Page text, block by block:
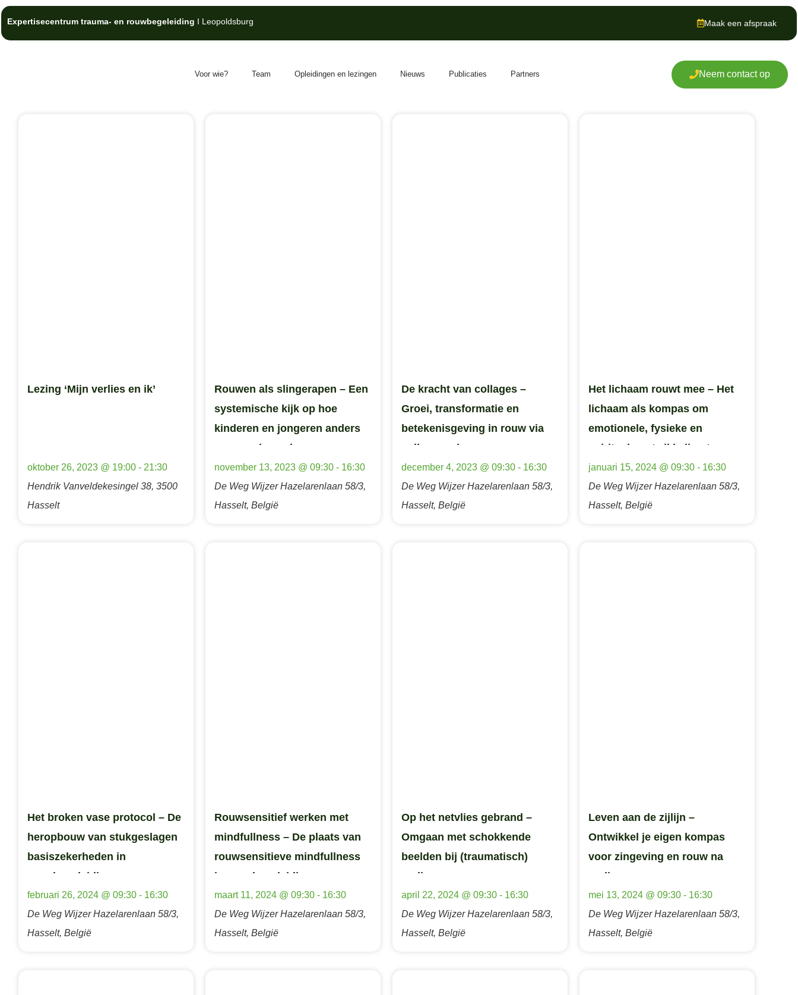
Expertisecentrum trauma- en rouwbegeleiding I Leopoldsburg Maak een afspraak
Voor wie? Team Opleidingen en lezingen Nieuws Publicaties Partners Neem contact op
Lezing ‘Mijn verlies en ik’
oktober 26, 2023 @ 19:00 - 21:30
Hendrik Vanveldekesingel 38, 3500
Hasselt
Rouwen als slingerapen – Een
systemische kijk op hoe
kinderen en jongeren anders
rouwen dan volwassenen
november 13, 2023 @ 09:30 - 16:30
De Weg WijzerHazelarenlaan 58/3,
Hasselt, België
De kracht van collages –
Groei, transformatie en
betekenisgeving in rouw via
collagewerk
december 4, 2023 @ 09:30 - 16:30
De Weg WijzerHazelarenlaan 58/3,
Hasselt, België
Het lichaam rouwt mee – Het
lichaam als kompas om
emotionele, fysieke en
spirituele ontwikkeling te
ondersteunen
januari 15, 2024 @ 09:30 - 16:30
De Weg WijzerHazelarenlaan 58/3,
Hasselt, België
Het broken vase protocol – De
heropbouw van stukgeslagen
basiszekerheden in
rouwbegeleiding
februari 26, 2024 @ 09:30 - 16:30
De Weg WijzerHazelarenlaan 58/3,
Hasselt, België
Rouwsensitief werken met
mindfullness – De plaats van
rouwsensitieve mindfullness
in rouwbegeleiding
maart 11, 2024 @ 09:30 - 16:30
De Weg WijzerHazelarenlaan 58/3,
Hasselt, België
Op het netvlies gebrand –
Omgaan met schokkende
beelden bij (traumatisch)
verlies
april 22, 2024 @ 09:30 - 16:30
De Weg WijzerHazelarenlaan 58/3,
Hasselt, België
Leven aan de zijlijn –
Ontwikkel je eigen kompas
voor zingeving en rouw na
verlies
mei 13, 2024 @ 09:30 - 16:30
De Weg WijzerHazelarenlaan 58/3,
Hasselt, België